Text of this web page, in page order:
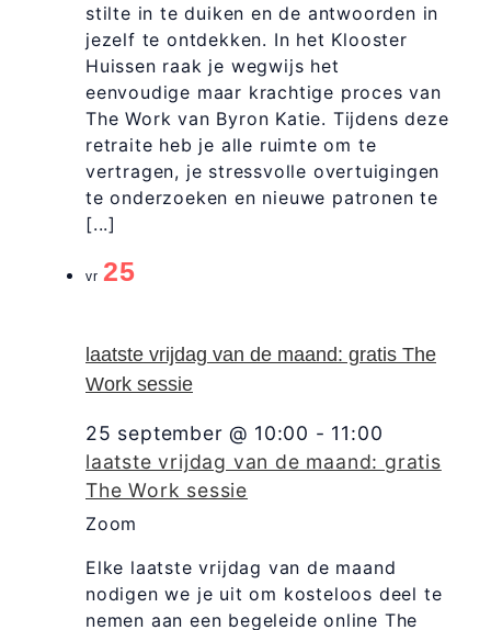
stilte in te duiken en de antwoorden in
jezelf te ontdekken. In het Klooster
Huissen raak je wegwijs het
eenvoudige maar krachtige proces van
The Work van Byron Katie. Tijdens deze
retraite heb je alle ruimte om te
vertragen, je stressvolle overtuigingen
te onderzoeken en nieuwe patronen te
[...]
vr 25
laatste vrijdag van de maand: gratis The
Work sessie
25 september @ 10:00 - 11:00
laatste vrijdag van de maand: gratis
The Work sessie
Zoom
Elke laatste vrijdag van de maand
nodigen we je uit om kosteloos deel te
nemen aan een begeleide online The